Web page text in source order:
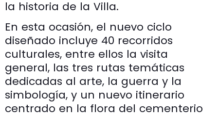
la historia de la Villa.
En esta ocasión, el nuevo ciclo
diseñado incluye 40 recorridos
culturales, entre ellos la visita
general, las tres rutas temáticas
dedicadas al arte, la guerra y la
simbología, y un nuevo itinerario
centrado en la flora del cementerio